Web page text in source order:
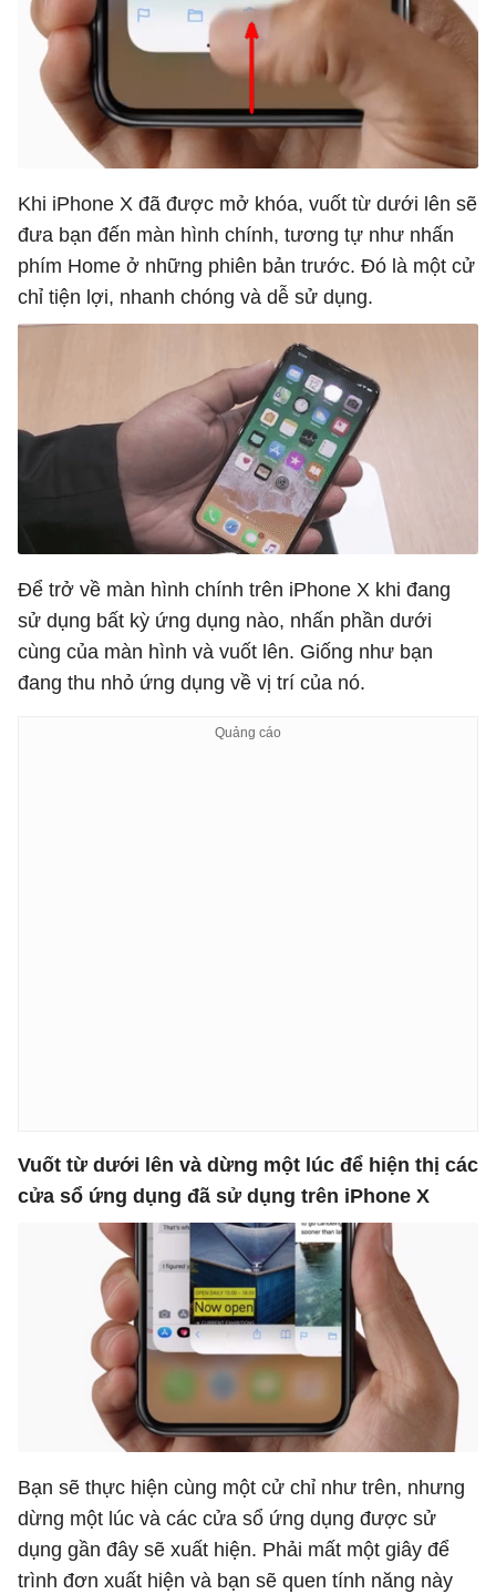
Khi iPhone X đã được mở khóa, vuốt từ dưới lên sẽ
đưa bạn đến màn hình chính, tương tự như nhấn
phím Home ở những phiên bản trước. Đó là một cử
chỉ tiện lợi, nhanh chóng và dễ sử dụng.
Để trở về màn hình chính trên iPhone X khi đang
sử dụng bất kỳ ứng dụng nào, nhấn phần dưới
cùng của màn hình và vuốt lên. Giống như bạn
đang thu nhỏ ứng dụng về vị trí của nó.
Vuốt từ dưới lên và dừng một lúc để hiện thị các
cửa sổ ứng dụng đã sử dụng trên iPhone X
Bạn sẽ thực hiện cùng một cử chỉ như trên, nhưng
dừng một lúc và các cửa sổ ứng dụng được sử
dụng gần đây sẽ xuất hiện. Phải mất một giây để
trình đơn xuất hiện và bạn sẽ quen tính năng này